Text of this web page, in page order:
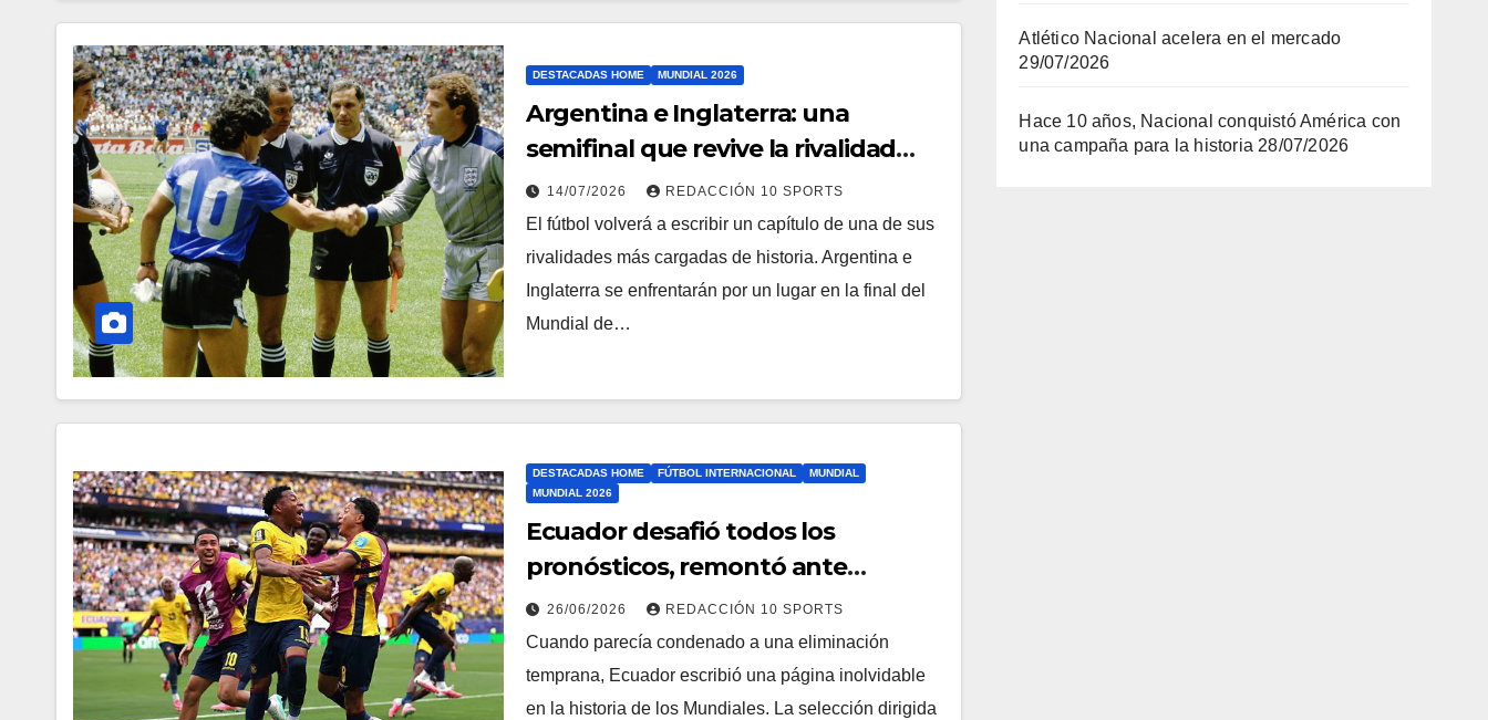
DESTACADAS HOME MUNDIAL 2026
Argentina e Inglaterra: una
semifinal que revive la rivalidad
más intensa en la historia de los
Mundiales
14/07/2026 REDACCIÓN 10 SPORTS
El fútbol volverá a escribir un capítulo de una de sus
rivalidades más cargadas de historia. Argentina e
Inglaterra se enfrentarán por un lugar en la final del
Mundial de…
DESTACADAS HOME FÚTBOL INTERNACIONAL
MUNDIAL
MUNDIAL 2026
Ecuador desafió todos los
pronósticos, remontó ante
Alemania y firmó una de las
mayores hazañas del Mundial
26/06/2026 REDACCIÓN 10 SPORTS
Cuando parecía condenado a una eliminación
temprana, Ecuador escribió una página inolvidable
en la historia de los Mundiales. La selección dirigida
Atlético Nacional acelera en el mercado
29/07/2026
Hace 10 años, Nacional conquistó América con
una campaña para la historia 28/07/2026